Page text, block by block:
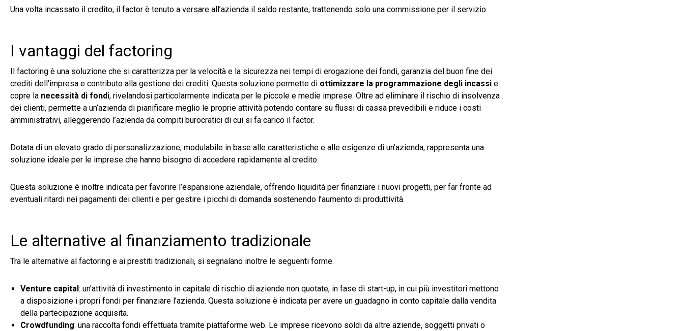
Una volta incassato il credito, il factor è tenuto a versare all’azienda il saldo restante, trattenendo solo una commissione per il servizio.
I vantaggi del factoring
Il factoring è una soluzione che si caratterizza per la velocità e la sicurezza nei tempi di erogazione dei fondi, garanzia del buon fine dei
crediti dell’impresa e contributo alla gestione dei crediti. Questa soluzione permette di ottimizzare la programmazione degli incassi e
copre la necessità di fondi, rivelandosi particolarmente indicata per le piccole e medie imprese. Oltre ad eliminare il rischio di insolvenza
dei clienti, permette a un’azienda di pianificare meglio le proprie attività potendo contare su flussi di cassa prevedibili e riduce i costi
amministrativi, alleggerendo l’azienda da compiti burocratici di cui si fa carico il factor.
Dotata di un elevato grado di personalizzazione, modulabile in base alle caratteristiche e alle esigenze di un’azienda, rappresenta una
soluzione ideale per le imprese che hanno bisogno di accedere rapidamente al credito.
Questa soluzione è inoltre indicata per favorire l’espansione aziendale, offrendo liquidità per finanziare i nuovi progetti, per far fronte ad
eventuali ritardi nei pagamenti dei clienti e per gestire i picchi di domanda sostenendo l’aumento di produttività.
Le alternative al finanziamento tradizionale
Tra le alternative al factoring e ai prestiti tradizionali, si segnalano inoltre le seguenti forme.
Venture capital : un’attività di investimento in capitale di rischio di aziende non quotate, in fase di start-up, in cui più investitori mettono
a disposizione i propri fondi per finanziare l’azienda. Questa soluzione è indicata per avere un guadagno in conto capitale dalla vendita
della partecipazione acquisita.
Crowdfunding: una raccolta fondi effettuata tramite piattaforme web. Le imprese ricevono soldi da altre aziende, soggetti privati o